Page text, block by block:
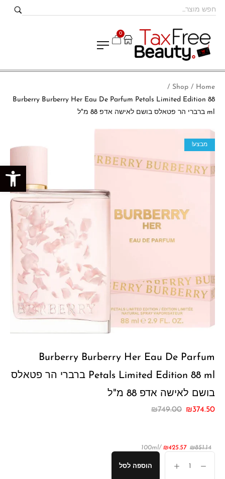
פתח סרגל נגישות
0
Home
/
Shop
/
Burberry Burberry Her Eau De Parfum Petals Limited Edition 88
ml ברברי הר פטאלס בושם לאישה אדפ 88 מ"ל
מבצע!
Burberry Burberry Her Eau De Parfum
Petals Limited Edition 88 ml ברברי הר פטאלס
בושם לאישה אדפ 88 מ"ל
₪749.00 ₪374.50
₪851.14
₪425.57
/100ml
הוספה לסל